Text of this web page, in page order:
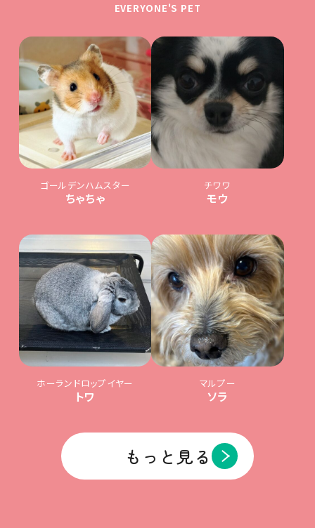
EVERYONE'S PET
ゴールデンハムスター
ちゃちゃ
チワワ
モウ
ホーランドロップイヤー
トワ
マルプー
ソラ
もっと見る